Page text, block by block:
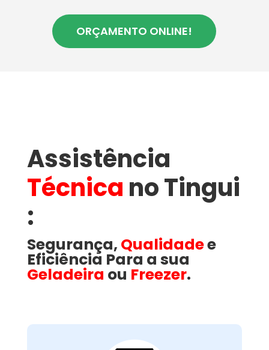
ORÇAMENTO ONLINE!
Assistência
Técnica no Tingui​
:
Segurança, Qualidadee
Eficiência Para a sua
Geladeira ou Freezer.